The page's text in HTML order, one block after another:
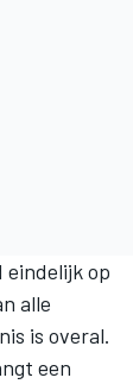
eindelijk op
alle
is overal.
een